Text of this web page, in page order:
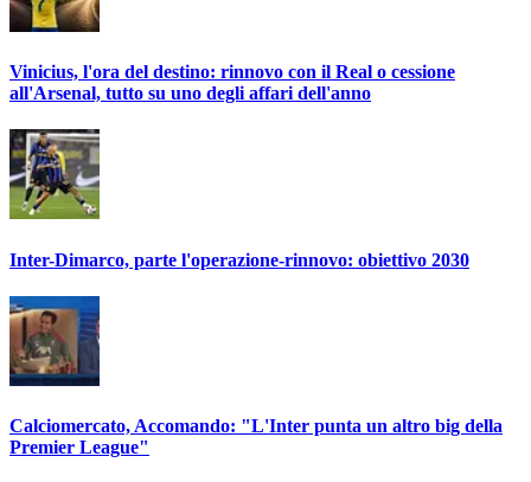
Vinicius, l'ora del destino: rinnovo con il Real o cessione
all'Arsenal, tutto su uno degli affari dell'anno
Inter-Dimarco, parte l'operazione-rinnovo: obiettivo 2030
Calciomercato, Accomando: "L'Inter punta un altro big della
Premier League"